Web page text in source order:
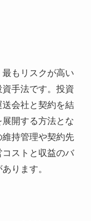
もリスクが高い
手法です。投資
会社と契約を結
開する方法とな
持管理や契約先
ストと収益のバ
ります。